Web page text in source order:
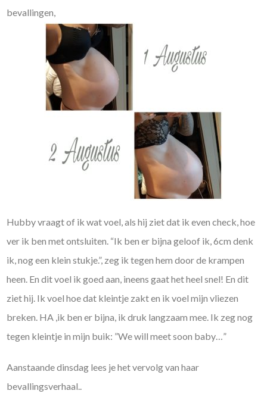
bevallingen,
Hubby vraagt of ik wat voel, als hij ziet dat ik even check, hoe
ver ik ben met ontsluiten. “Ik ben er bijna geloof ik, 6cm denk
ik, nog een klein stukje.”, zeg ik tegen hem door de krampen
heen. En dit voel ik goed aan, ineens gaat het heel snel! En dit
ziet hij. Ik voel hoe dat kleintje zakt en ik voel mijn vliezen
breken. HA ,ik ben er bijna, ik druk langzaam mee. Ik zeg nog
tegen kleintje in mijn buik: ”We will meet soon baby…”
Aanstaande dinsdag lees je het vervolg van haar
bevallingsverhaal..